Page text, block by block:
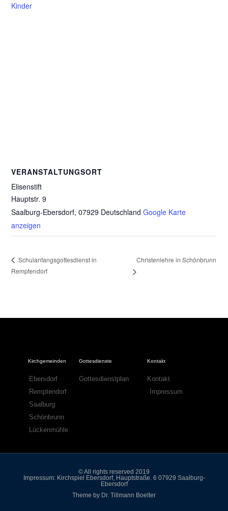
Kinder
VERANSTALTUNGSORT
Elisenstift
Hauptstr. 9
Saalburg-Ebersdorf, 07929 Deutschland Google Karte
anzeigen
Schulanfangsgottesdienst in
Remptendorf
Christenlehre in Schönbrunn
Kirchgemeinden
Ebersdorf
Remptendorf
Saalburg
Schönbrunn
Lückenmühle
Gottesdienste
Gottesdienstplan
Kontakt
Kontakt
Impressum
© All rights reserved 2019
Impressum: Kirchspiel Ebersdorf, Hauptstraße. 6 07929 Saalburg-
Ebersdorf
Theme by Dr. Tillmann Boelter